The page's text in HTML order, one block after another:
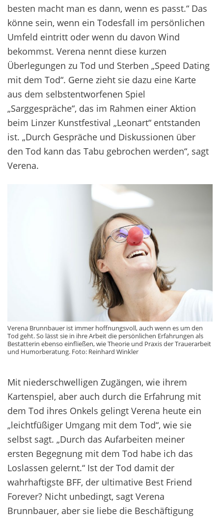
besten macht man es dann, wenn es passt.“ Das
könne sein, wenn ein Todesfall im persönlichen
Umfeld eintritt oder wenn du davon Wind
bekommst. Verena nennt diese kurzen
Überlegungen zu Tod und Sterben „Speed Dating
mit dem Tod“. Gerne zieht sie dazu eine Karte
aus dem selbstentworfenen Spiel
„Sarggespräche“, das im Rahmen einer Aktion
beim Linzer Kunstfestival „Leonart“ entstanden
ist. „Durch Gespräche und Diskussionen über
den Tod kann das Tabu gebrochen werden“, sagt
Verena.
Verena Brunnbauer ist immer hoffnungsvoll, auch wenn es um den
Tod geht. So lässt sie in ihre Arbeit die persönlichen Erfahrungen als
Bestatterin ebenso einfließen, wie Theorie und Praxis der Trauerarbeit
und Humorberatung. Foto: Reinhard Winkler
Mit niederschwelligen Zugängen, wie ihrem
Kartenspiel, aber auch durch die Erfahrung mit
dem Tod ihres Onkels gelingt Verena heute ein
„leichtfüßiger Umgang mit dem Tod“, wie sie
selbst sagt. „Durch das Aufarbeiten meiner
ersten Begegnung mit dem Tod habe ich das
Loslassen gelernt.“ Ist der Tod damit der
wahrhaftigste BFF, der ultimative Best Friend
Forever? Nicht unbedingt, sagt Verena
Brunnbauer, aber sie liebe die Beschäftigung